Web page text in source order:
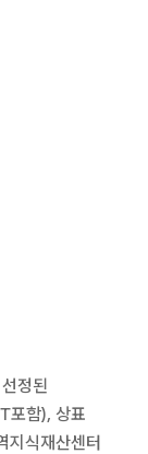
정된
포함), 상표
지식재산센터